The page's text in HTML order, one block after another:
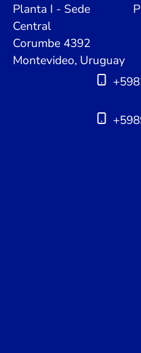
Planta I - Sede
Central
Corumbe 4392
Montevideo, Uruguay